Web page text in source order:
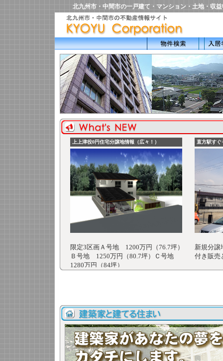
北九州市・中間市の一戸建て・マンション・土地・収